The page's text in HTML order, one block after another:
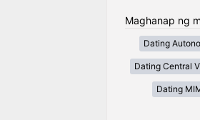
Maghanap ng
Dating
Dating Central
Dating